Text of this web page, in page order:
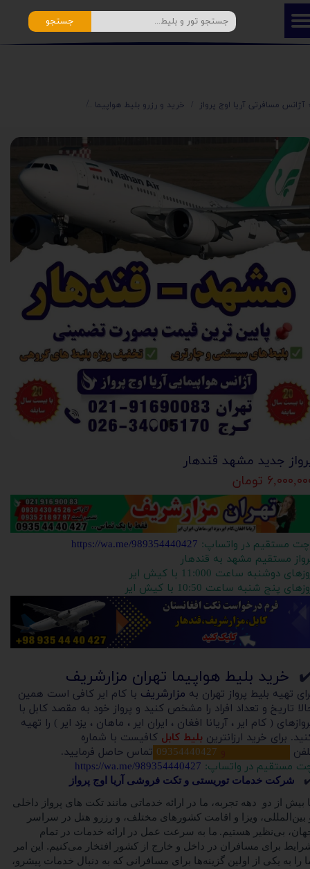
جستجو
آژانس مسافرتی آریا اوج پرواز خرید و رزرو بلیط هواپیما
جدید مشهد قندهار
تومان
چت مستقیم در واتساپ: https://wa.me/989354440427
مستقیم مشهد به قندهار
دوشنبه ساعت 11:000 با کیش ایر
پنج شنبه ساعت 10:50 با کیش ایر
خرید بلیط هواپیما تهران مزارشریف
تهیه بلیط پرواز تهران به مزارشریف با کام ایر کافی است همین
تاریخ و تعداد افراد را مشخص کنید و پرواز خود به مقصد کابل با
( کام ایر ، آریانا افغان ، ایران ایر ، ماهان ، یزد ایر ) را تهیه
برای خرید ارزانترین بلیط کابل کافیست با شماره
تماس حاصل فرمایید.
مستقیم در واتساپ: https://wa.me/989354440427
شرکت خدمات توریستی و تکت فروشی آریا اوج پرواز
بیش از دو دهه تجربه، ما در ارائه خدماتی مانند تکت های پرواز داخلی
بین‌المللی، ویزا و اقامت کشورهای مختلف، و رزرو هتل در سراسر
بی‌نظیر هستیم . ما به سرعت عمل در ارائه خدمات در تمام
برای مسافران در داخل و خارج از کشور افتخار می‌کنیم. این امر
را به یکی از اولین گزینه‌ها برای مسافرانی که به دنبال خدمات پیشرو،